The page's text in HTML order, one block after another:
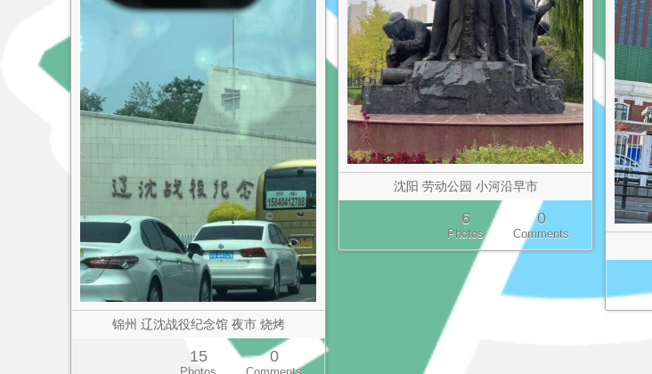
沈阳 劳动公园 小河沿早市
6
Photos
0
Comments
锦州 辽沈战役纪念馆 夜市 烧烤
15 0